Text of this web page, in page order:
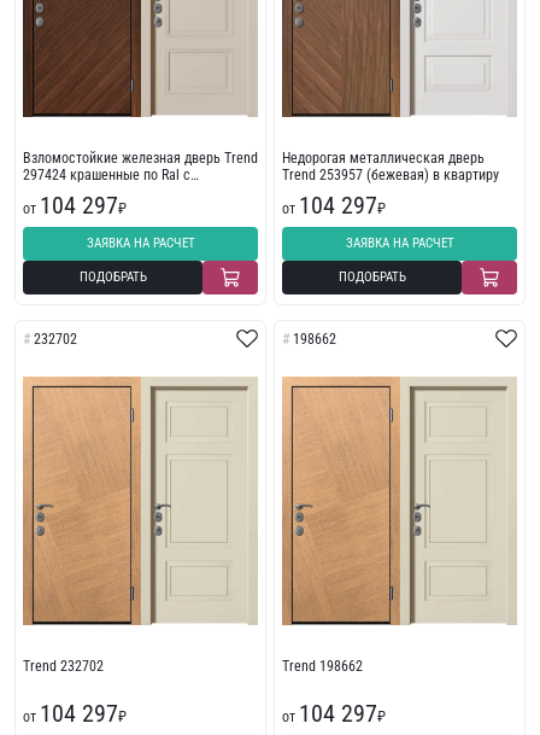
Взломостойкие железная дверь Trend
297424 крашенные по Ral с
от 104 297₽
ЗАЯВКА НА РАСЧЕТ
ПОДОБРАТЬ
Недорогая металлическая дверь
Trend 253957 (бежевая) в квартиру
от 104 297₽
ЗАЯВКА НА РАСЧЕТ
ПОДОБРАТЬ
232702
Trend 232702
от 104 297₽
198662
Trend 198662
от 104 297₽